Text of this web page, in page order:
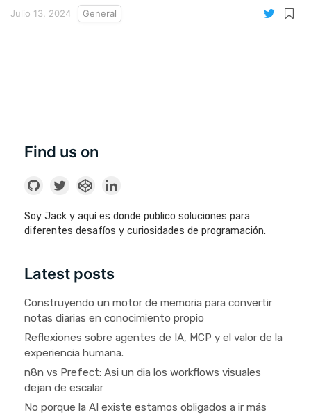
Julio 13, 2024 General
Find us on
Soy Jack y aquí es donde publico soluciones para
diferentes desafíos y curiosidades de programación.
Latest posts
Construyendo un motor de memoria para convertir
notas diarias en conocimiento propio
Reflexiones sobre agentes de IA, MCP y el valor de la
experiencia humana.
n8n vs Prefect: Asi un dia los workflows visuales
dejan de escalar
No porque la AI existe estamos obligados a ir más